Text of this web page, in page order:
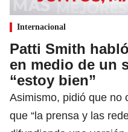
Internacional
Patti Smith
en medio de un
“estoy bien”
Asimismo, pidió que no
que “la prensa y las